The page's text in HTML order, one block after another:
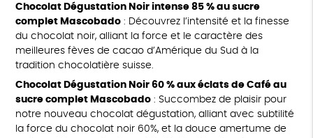
Chocolat Dégustation Noir intense 85 % au sucre
complet Mascobado: Découvrez l’intensité et la finesse
du chocolat noir, alliant la force et le caractère des
meilleures fèves de cacao d’Amérique du Sud à la
tradition chocolatière suisse.
Chocolat Dégustation Noir 60 % aux éclats de Café au
sucre complet Mascobado: Succombez de plaisir pour
notre nouveau chocolat dégustation, alliant avec subtilité
la force du chocolat noir 60%, et la douce amertume de